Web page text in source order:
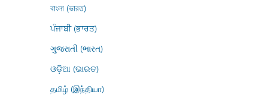
বাংলা (ভারত)
ਪੰਜਾਬੀ (ਭਾਰਤ)
ગુજરાતી (ભારત)
ଓଡ଼ିଆ (ଭାରତ)
தமிழ் (இந்தியா)